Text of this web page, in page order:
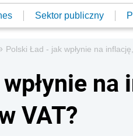
Sektor publiczny
Polski Ład - jak wpłynie na
VAT?